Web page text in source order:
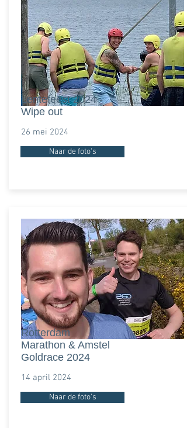
Lentefeest 2024 -
Wipe out
26 mei 2024
Naar de foto's
Rotterdam
Marathon & Amstel
Goldrace 2024
14 april 2024
Naar de foto's